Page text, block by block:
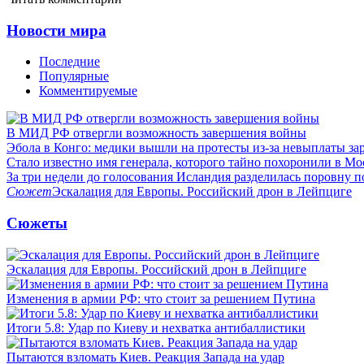
Новости мира
Последние
Популярные
Комментируемые
В МИД РФ отвергли возможность завершения войны
Эбола в Конго: медики вышли на протесты из-за невыплаты
Стало известно имя генерала, которого тайно похоронили в
За три недели до голосования Исландия разделилась поровну
СюжетЭскалация для Европы. Российский дрон в Лейпциге
Сюжеты
Эскалация для Европы. Российский дрон в Лейпциге
Изменения в армии РФ: что стоит за решением Путина
Итоги 5.8: Удар по Киеву и нехватка антибаллистики
Пытаются взломать Киев. Реакция Запада на удар